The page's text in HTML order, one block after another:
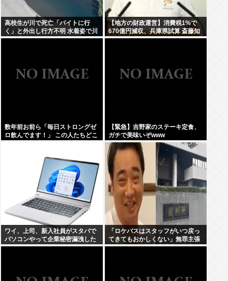
高校生が川で死亡「バイトに行
く」と外出し行方不明 水着姿で川
底に沈んでいるのを発見
【地方の財政運営】消費税1%で
670億円減収、兵庫県試算 斎藤知
事が補塡求める
数年前お前ら「毎日ストロングゼ
ロ飲んでます！」 この人たちどこ
【緊急】吉野家のステーキ定食、
ガチで美味いぞwww
ワイ、上司、新入社員がスタバで
パソコンやって企業秘密漏洩した
から泣かした
「ロケバスはスタッフがいつ戻っ
てきてもおかしくない」無罪主張
の元ジャンポケ斉藤被告…被害女